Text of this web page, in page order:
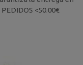
<50.00€